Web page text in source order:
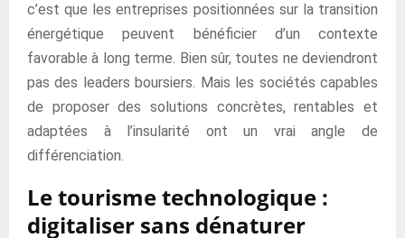
c’est que les entreprises positionnées sur la transition
énergétique peuvent bénéficier d’un contexte
favorable à long terme. Bien sûr, toutes ne deviendront
pas des leaders boursiers. Mais les sociétés capables
de proposer des solutions concrètes, rentables et
adaptées à l’insularité ont un vrai angle de
différenciation.
Le tourisme technologique :
digitaliser sans dénaturer